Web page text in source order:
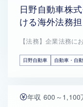
日野自動車株
ける海外法務
【法務】企業法務に
日野自動車 自動車・自
年収 600～1,100